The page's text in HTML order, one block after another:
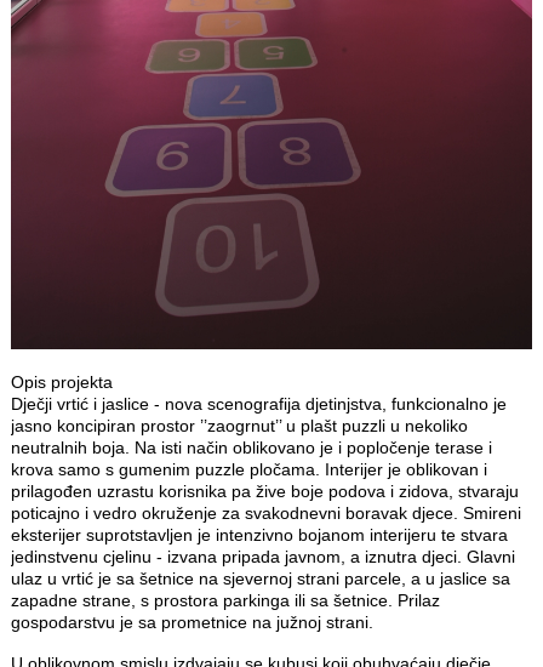
Opis projekta
Dječji vrtić i jaslice - nova scenografija djetinjstva, funkcionalno je
jasno koncipiran prostor ’’zaogrnut’’ u plašt puzzli u nekoliko
neutralnih boja. Na isti način oblikovano je i popločenje terase i
krova samo s gumenim puzzle pločama. Interijer je oblikovan i
prilagođen uzrastu korisnika pa žive boje podova i zidova, stvaraju
poticajno i vedro okruženje za svakodnevni boravak djece. Smireni
eksterijer suprotstavljen je intenzivno bojanom interijeru te stvara
jedinstvenu cjelinu - izvana pripada javnom, a iznutra djeci. Glavni
ulaz u vrtić je sa šetnice na sjevernoj strani parcele, a u jaslice sa
zapadne strane, s prostora parkinga ili sa šetnice. Prilaz
gospodarstvu je sa prometnice na južnoj strani.